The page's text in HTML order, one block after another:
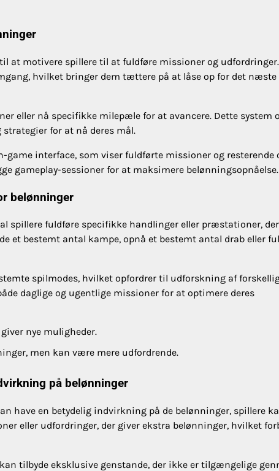
at motivere spillere til at fuldføre missioner og
hvilket bringer dem tættere på at låse op for det næste
eller nå specifikke milepæle for at avancere. Dette system
for at nå deres mål.
game interface, som viser fuldførte missioner og resterende
gameplay-sessioner for at maksimere belønningsopnåelse.
belønninger
spillere fuldføre specifikke handlinger eller præstationer,
et bestemt antal kampe, opnå et bestemt antal drab eller
spilmodes, hvilket opfordrer til udforskning af
daglige og ugentlige missioner for at optimere deres
nye muligheder.
men kan være mere udfordrende.
på belønninger
have en betydelig indvirkning på de belønninger, spillere
eller udfordringer, der giver ekstra belønninger, hvilket
tilbyde eksklusive genstande, der ikke er tilgængelige